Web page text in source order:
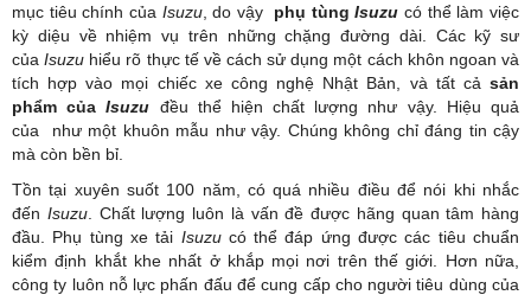
mục tiêu chính của Isuzu, do vậy phụ tùngIsuzu có thể làm việc
kỳ diệu về nhiệm vụ trên những chặng đường dài. Các kỹ sư
củaIsuzu hiểu rõ thực tế về cách sử dụng một cách khôn ngoan và
tích hợp vào mọi chiếc xe công nghệ Nhật Bản, và tất cả sản
phẩm củaIsuzu đều thể hiện chất lượng như vậy. Hiệu quả
của như một khuôn mẫu như vậy. Chúng không chỉ đáng tin cậy
mà còn bền bỉ.
Tồn tại xuyên suốt 100 năm, có quá nhiều điều để nói khi nhắc
đến Isuzu. Chất lượng luôn là vấn đề được hãng quan tâm hàng
đầu. Phụ tùng xe tải Isuzucó thể đáp ứng được các tiêu chuẩn
kiểm định khắt khe nhất ở khắp mọi nơi trên thế giới. Hơn nữa,
công ty luôn nỗ lực phấn đấu để cung cấp cho người tiêu dùng của